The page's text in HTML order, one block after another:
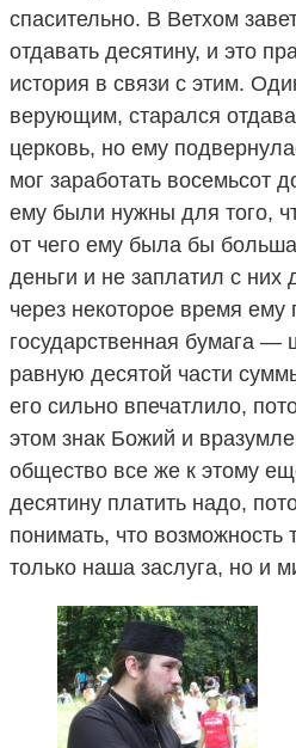
спасительно. В Ветхом
отдавать десятину, и это
история в связи с этим.
верующим, старался
церковь, но ему
мог заработать восемьсот
ему были нужны для того,
от чего ему была бы
деньги и не заплатил с них
через некоторое время ему
государственная бумага —
равную десятой части
его сильно впечатлило,
этом знак Божий и
общество все же к этому
десятину платить надо,
понимать, что возможность
только наша заслуга, но и